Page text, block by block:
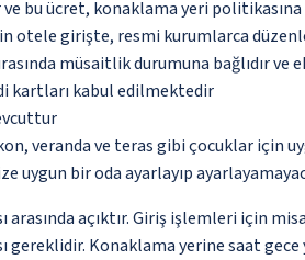
bu ücret, konaklama yeri
otele girişte, resmi kurumlarca
müsaitlik durumuna bağlıdır
kartları kabul edilmektedir
veranda ve teras gibi çocuklar için
uygun bir oda ayarlayıp
arasında açıktır. Giriş işlemleri için
Konaklama yerine saat